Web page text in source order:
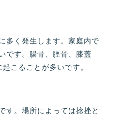
多く発生します。家庭内で
です。腸骨、脛骨、膝蓋
こることが多いです。
す。場所によっては捻挫と